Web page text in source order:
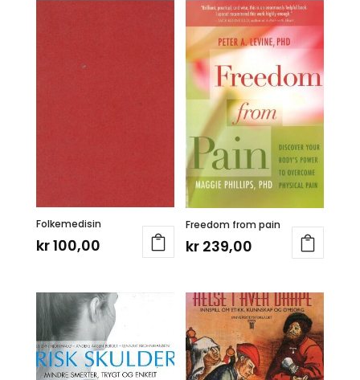
Folkemedisin
kr100,00
Freedom from pain
kr 239,00